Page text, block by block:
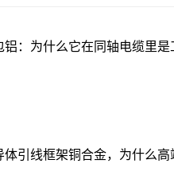
铝：为什么它在同轴电缆里
体引线框架铜合金，为什么高